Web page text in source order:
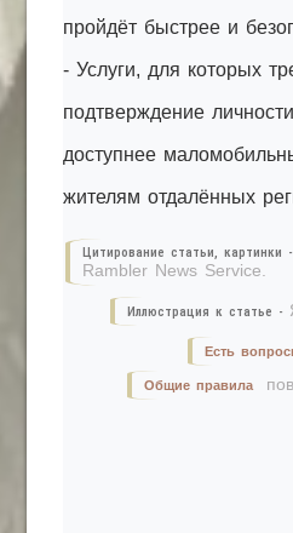
пройдёт быстрее и
- Услуги, для которых
подтверждение
доступнее
жителям отдалённых
Цитирование статьи,
Rambler News Service.
Иллюстрация к статье -
Есть
Общие правила